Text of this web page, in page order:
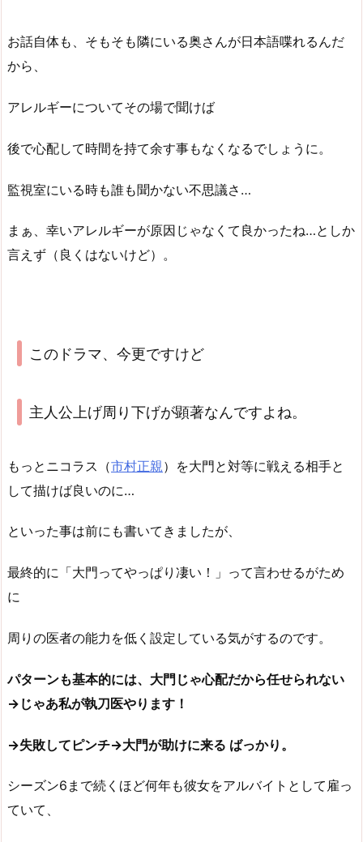
お話自体も、そもそも隣にいる奥さんが日本語喋れるんだ
から、
アレルギーについてその場で聞けば
後で心配して時間を持て余す事もなくなるでしょうに。
監視室にいる時も誰も聞かない不思議さ…
まぁ、幸いアレルギーが原因じゃなくて良かったね…としか
言えず（良くはないけど）。
このドラマ、今更ですけど
主人公上げ周り下げが顕著なんですよね。
もっとニコラス（市村正親）を大門と対等に戦える相手と
して描けば良いのに…
といった事は前にも書いてきましたが、
最終的に「大門ってやっぱり凄い！」って言わせるがため
に
周りの医者の能力を低く設定している気がするのです。
パターンも基本的には、大門じゃ心配だから任せられない
→じゃあ私が執刀医やります！
→失敗してピンチ→大門が助けに来る ばっかり。
シーズン6まで続くほど何年も彼女をアルバイトとして雇っ
ていて、